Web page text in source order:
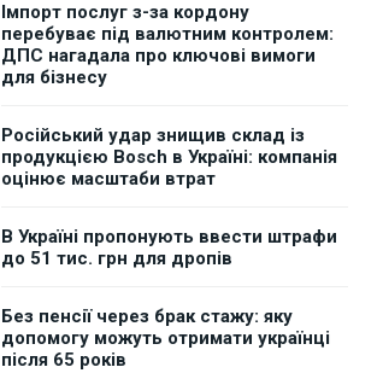
Імпорт послуг з-за кордону
перебуває під валютним контролем:
ДПС нагадала про ключові вимоги
для бізнесу
Російський удар знищив склад із
продукцією Bosch в Україні: компанія
оцінює масштаби втрат
В Україні пропонують ввести штрафи
до 51 тис. грн для дропів
Без пенсії через брак стажу: яку
допомогу можуть отримати українці
після 65 років